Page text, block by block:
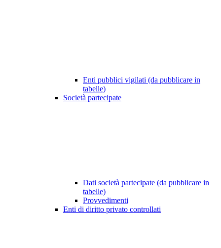
Enti pubblici vigilati (da pubblicare in
tabelle)
Società partecipate
Dati società partecipate (da pubblicare in
tabelle)
Provvedimenti
Enti di diritto privato controllati